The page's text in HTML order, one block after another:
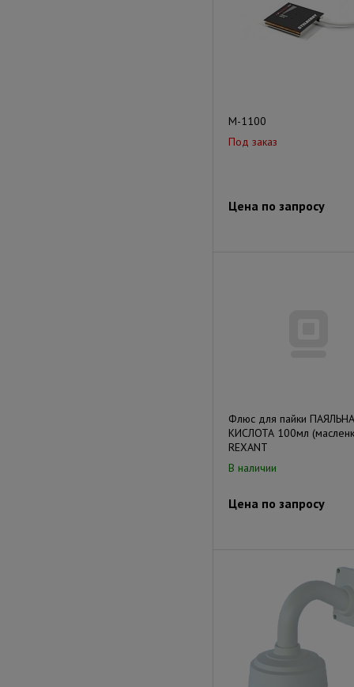
M-1100
Под заказ
Цена по запросу
Флюс для пайки
КИСЛОТА 100мл
REXANT
В наличии
Цена по запросу